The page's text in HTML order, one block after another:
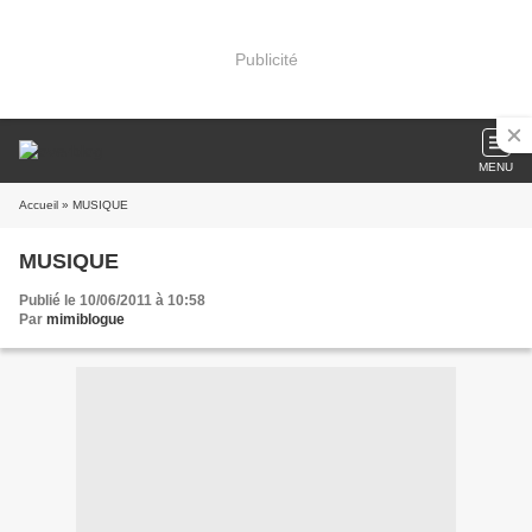
Publicité
MENU
Accueil » MUSIQUE
MUSIQUE
Publié le 10/06/2011 à 10:58
Par mimiblogue